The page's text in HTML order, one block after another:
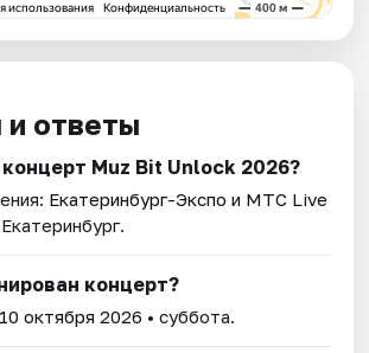
ответы
Muz Bit Unlock 2026?
Екатеринбург-Экспо и МТС Live
концерт?
10 октября 2026 • суббота.